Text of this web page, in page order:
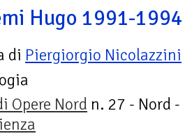
Hugo 1991-1994
di Piergiorgio Nicolazzini
Opere Nord n. 27 - Nord -